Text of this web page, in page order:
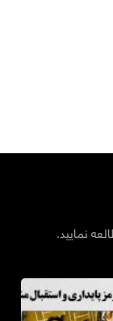
نمایید.